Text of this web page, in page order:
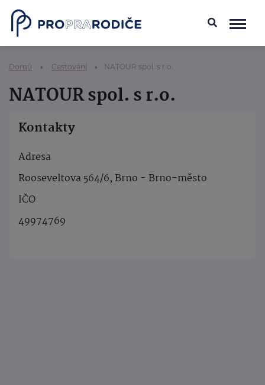
Domů Cestování NATOUR spol. s r.o.
NATOUR spol. s r.o.
Kontakty
Adresa
Rooseveltova 564/6, Brno - Brno-město
IČO
49974769